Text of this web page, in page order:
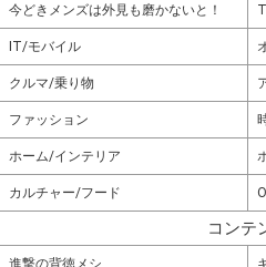
今どきメンズは外見も磨かないと！
IT/モバイル
クルマ/乗り物
ファッション
ホーム/インテリア
カルチャー/フード
コンテ
進撃の背徳メシ